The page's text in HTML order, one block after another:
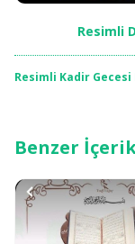
Resimli
Resimli Kadir Gecesi
Benzer